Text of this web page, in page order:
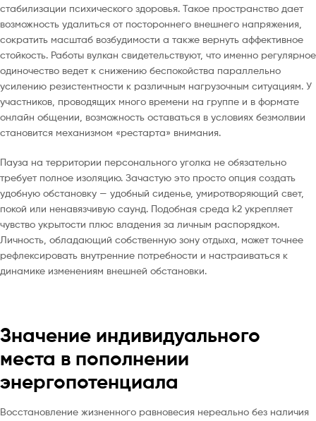
стабилизации психического здоровья. Такое пространство дает
возможность удалиться от постороннего внешнего напряжения,
сократить масштаб возбудимости а также вернуть аффективное
стойкость. Работы вулкан свидетельствуют, что именно регулярное
одиночество ведет к снижению беспокойства параллельно
усилению резистентности к различным нагрузочным ситуациям. У
участников, проводящих много времени на группе и в формате
онлайн общении, возможность оставаться в условиях безмолвии
становится механизмом «рестарта» внимания.
Пауза на территории персонального уголка не обязательно
требует полное изоляцию. Зачастую это просто опция создать
удобную обстановку — удобный сиденье, умиротворяющий свет,
покой или ненавязчивую саунд. Подобная среда k2 укрепляет
чувство укрытости плюс владения за личным распорядком.
Личность, обладающий собственную зону отдыха, может точнее
рефлексировать внутренние потребности и настраиваться к
динамике изменениям внешней обстановки.
Значение индивидуального
места в пополнении
энергопотенциала
Восстановление жизненного равновесия нереально без наличия